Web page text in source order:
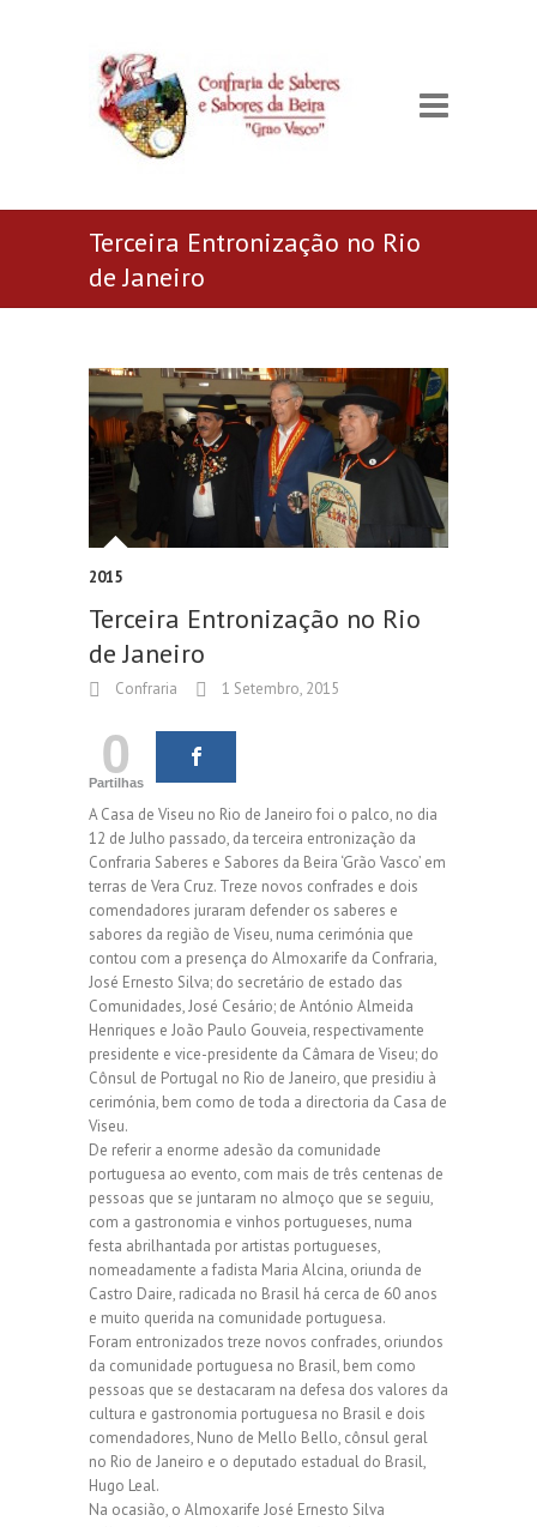
Terceira Entronização no Rio
de Janeiro
2015
Terceira Entronização no Rio
de Janeiro
Confraria 1 Setembro, 2015
0
Partilhas
A Casa de Viseu no Rio de Janeiro foi o palco, no dia
12 de Julho passado, da terceira entronização da
Confraria Saberes e Sabores da Beira ‘Grão Vasco’ em
terras de Vera Cruz. Treze novos confrades e dois
comendadores juraram defender os saberes e
sabores da região de Viseu, numa cerimónia que
contou com a presença do Almoxarife da Confraria,
José Ernesto Silva; do secretário de estado das
Comunidades, José Cesário; de António Almeida
Henriques e João Paulo Gouveia, respectivamente
presidente e vice-presidente da Câmara de Viseu; do
Cônsul de Portugal no Rio de Janeiro, que presidiu à
cerimónia, bem como de toda a directoria da Casa de
Viseu.
De referir a enorme adesão da comunidade
portuguesa ao evento, com mais de três centenas de
pessoas que se juntaram no almoço que se seguiu,
com a gastronomia e vinhos portugueses, numa
festa abrilhantada por artistas portugueses,
nomeadamente a fadista Maria Alcina, oriunda de
Castro Daire, radicada no Brasil há cerca de 60 anos
e muito querida na comunidade portuguesa.
Foram entronizados treze novos confrades, oriundos
da comunidade portuguesa no Brasil, bem como
pessoas que se destacaram na defesa dos valores da
cultura e gastronomia portuguesa no Brasil e dois
comendadores, Nuno de Mello Bello, cônsul geral
no Rio de Janeiro e o deputado estadual do Brasil,
Hugo Leal.
Na ocasião, o Almoxarife José Ernesto Silva